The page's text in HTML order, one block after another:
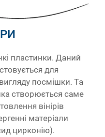
пластинки. Даний
для
посмішки. Та
створюється саме
вінірів
матеріали
цирконію).